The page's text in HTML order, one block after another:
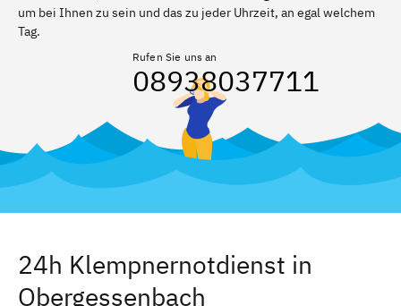
um bei Ihnen zu sein und das zu jeder Uhrzeit, an egal welchem
Tag.
Rufen Sie uns an
08938037711
24h Klempnernotdienst in
Obergessenbach